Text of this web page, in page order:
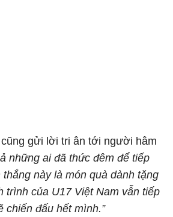
gửi lời tri ân tới người hâm
những ai đã thức đêm để tiếp
này là món quà dành tặng
trình của U17 Việt Nam vẫn tiếp
chiến đấu hết mình.”